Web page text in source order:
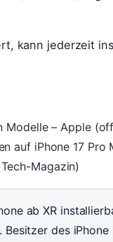
kann jederzeit
Modelle – Apple
auf iPhone 17 Pro
Magazin)
ab XR
des